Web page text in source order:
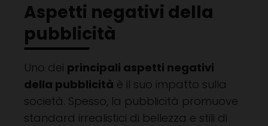
Aspetti negativi della
pubblicità
Uno dei principali aspetti negativi
della pubblicità è il suo impatto sulla
società. Spesso, la pubblicità promuove
standard irrealistici di bellezza e stili di